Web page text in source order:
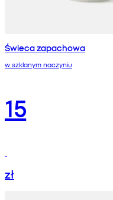
Świeca zapachowa
w szklanym naczyniu
15
zł